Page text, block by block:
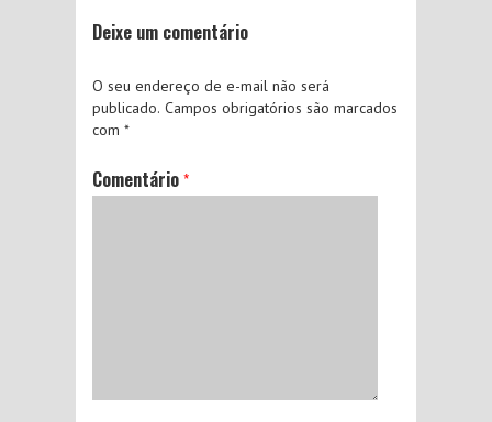
Deixe um comentário
O seu endereço de e-mail não será
publicado. Campos obrigatórios são marcados
com *
Comentário *